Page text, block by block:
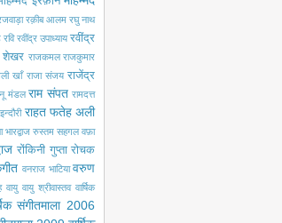
रक़ीब आलम रघु नाथ
रवि रवींद्र उपाध्याय रवींद्र
शेखर राजकमल राजकुमार
खाँ राजा संजय राजेंद्र
मंडल राम संपत रामदत्त
राहत फतेह अली
भारद्वाज रुस्तम सहगल वफ़ा
रोंकिनी गुप्ता रोचक
वनराज भाटिया वरुण
वायु वायु श्रीवास्तव वार्षिक
संगीतमाला 2006